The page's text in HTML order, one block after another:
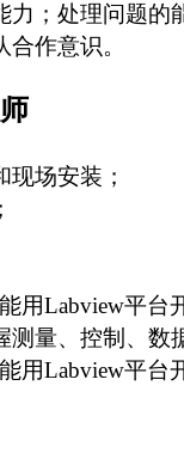
；处理问题的
作意识。
场安装；
用Labview平台
量、控制、数
用Labview平台